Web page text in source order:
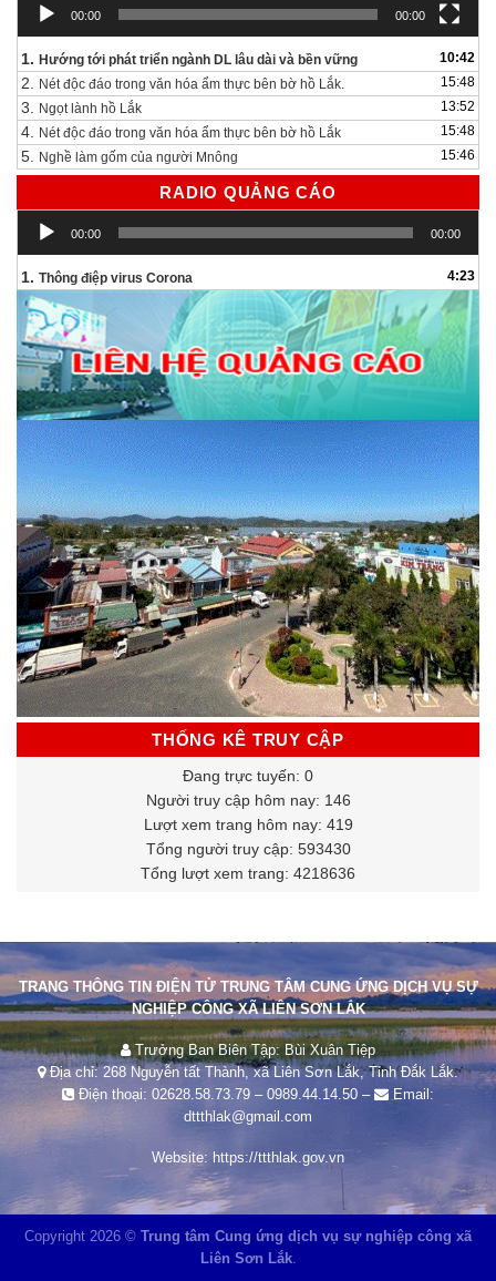
00:00 00:00
1. Hướng tới phát triển ngành DL lâu dài và bền vững 10:42
2. Nét độc đáo trong văn hóa ẩm thực bên bờ hồ Lắk. 15:48
3. Ngọt lành hồ Lắk 13:52
4. Nét độc đáo trong văn hóa ẩm thực bên bờ hồ Lắk 15:48
5. Nghề làm gốm của người Mnông 15:46
RADIO QUẢNG CÁO
Trình
chơi
00:00 00:00
1. Thông điệp virus Corona 4:23
THỐNG KÊ TRUY CẬP
Đang trực tuyến: 0
Người truy cập hôm nay: 146
Lượt xem trang hôm nay: 419
Tổng người truy cập: 593430
Tổng lượt xem trang: 4218636
TRANG THÔNG TIN ĐIỆN TỬ TRUNG TÂM CUNG ỨNG DỊCH VỤ SỰ
NGHIỆP CÔNG XÃ LIÊN SƠN LẮK
Trưởng Ban Biên Tập: Bùi Xuân Tiệp
Địa chỉ: 268 Nguyễn tất Thành, xã Liên Sơn Lắk, Tỉnh Đắk Lắk.
Điện thoại: 02628.58.73.79 – 0989.44.14.50 –
Email:
dttthlak@gmail.com
Website: https://ttthlak.gov.vn
Copyright 2026 © Trung tâm Cung ứng dịch vụ sự nghiệp công xã
Liên Sơn Lắk.